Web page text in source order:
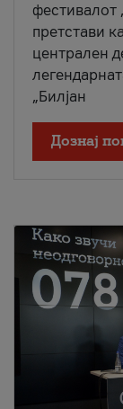
фестивалот
претстави
централен
„Билјан
Дознај